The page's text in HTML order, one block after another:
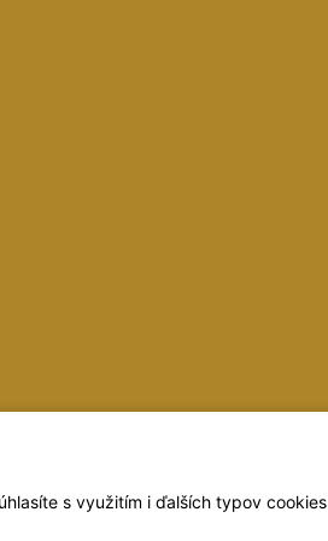
s využitím i ďalších typov cookies